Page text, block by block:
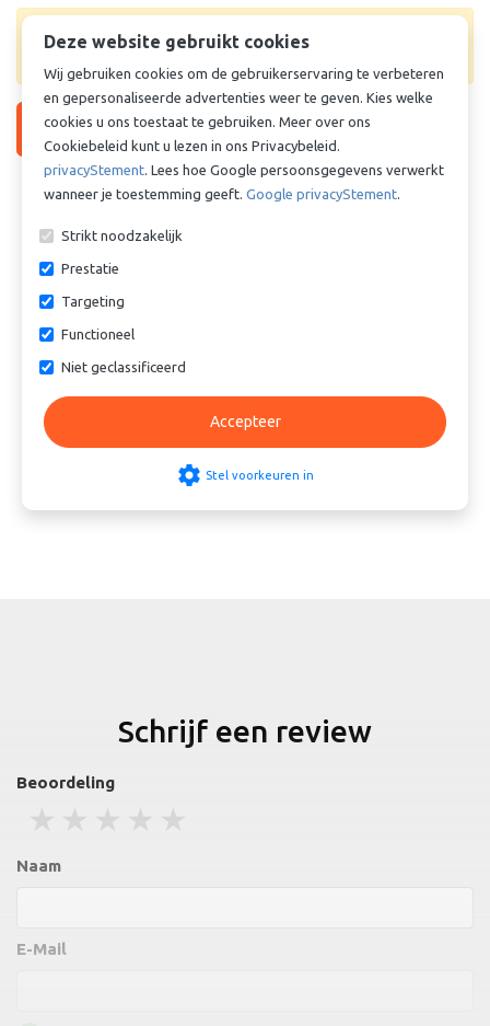
Levertijd & prijs onbekend. Vraag offerte aan voor
Vraag offerte aan
Vergelijkbare producten
Cilinderbus - Lagerbus -
Glijlager - TEF-MET - Staal /
PTFE - 50/55x65 mm
Cilinderbus - Lagerbus -
Glijlager - TEF-MET - Staal /
PTFE - 50/55x45 mm
Schrijf een review
Beoordeling
4 stars
3 stars
2 stars
1 stars
Naam
E-Mail
Deze website gebruikt cookies
Wij gebruiken cookies om de gebruikerservaring te verbeteren
en gepersonaliseerde advertenties weer te geven. Kies welke
cookies u ons toestaat te gebruiken. Meer over ons
Cookiebeleid kunt u lezen in ons Privacybeleid.
privacyStement. Lees hoe Google persoonsgegevens verwerkt
wanneer je toestemming geeft. Google privacyStement.
Strikt noodzakelijk
Prestatie
Targeting
Functioneel
Niet geclassificeerd
Accepteer
settings Stel voorkeuren in